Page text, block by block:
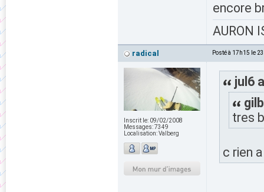
encore
AURON
radical Posté à 17h15 le
Inscrit le: 09/02/2008
Messages:7349
Localisation:Valberg
jul6
tres
c rien